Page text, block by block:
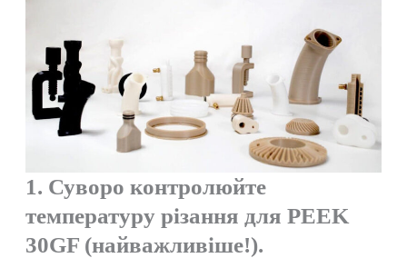
1. Суворо контролюйте
температуру різання для PEEK
30GF (найважливіше!).